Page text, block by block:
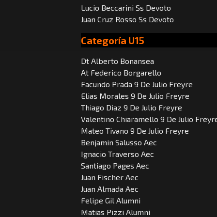
Lucio Beccarini Ss Devoto
Juan Cruz Rosso Ss Devoto
Categoría U15
Dt Alberto Bonansea
At Federico Borgarello
Facundo Prada 9 De Julio Freyre
Elias Morales 9 De Julio Freyre
Thiago Diaz 9 De Julio Freyre
Valentino Chiaramello 9 De Julio
Mateo Tivano 9 De Julio Freyre
Benjamin Salusso Aec
Ignacio Traverso Aec
Santiago Pages Aec
Juan Fischer Aec
Juan Almada Aec
Felipe Gil Alumni
Matias Pizzi Alumni